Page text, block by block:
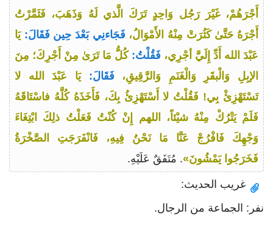
أَجْرَهُمْ، غَيْرَ رَجُل وَاحِدٍ تَرَكَ الَّذي لَهُ وَذَهَبَ، فَثَمَّرْتُ
أَجْرَهُ حَتَّىٰ كَثُرَتْ مِنْهُ الأَمْوَالُ، فَجَاءنِي بَعْدَ حِين فَقَالَ: يَا
عَبْدَ الله أَدِّ إِلَيَّ أجْرِي، فَقُلْتُ: كُلُّ مَا تَرَىٰ مِنْ أَجْرِكَ؛ مِنَ
الإبِلِ وَالْبقَرِ وَالْغَنَمِ وَالرَّقِيقِ، فَقَالَ: يَا عَبْدَ الله لا
تَسْتَهْزِئْ بِي! فَقُلْتُ لا أَسْتَهْزِئُ بِكَ، فَأَخَذَهُ كُلَّهُ فاسْتَاقَهُ
فَلَمْ يَتْرُكْ مِنْهُ شيْئاً، اللهم إِنْ كُنْتُ فَعَلْتُ ذلِكَ ابْتِغَاءَ
وَجْهِكَ فَافْرُجْ عَنَّا مَا نَحْنُ فِيهِ، فَانْفَرَجَتِ الصَّخْرَةُ
فَخَرَجُوا يَمْشُونَ». مُتَفَقٌ عَلَيْهِ.
غريب الحديث:
نفر: الجماعة من الرجال.